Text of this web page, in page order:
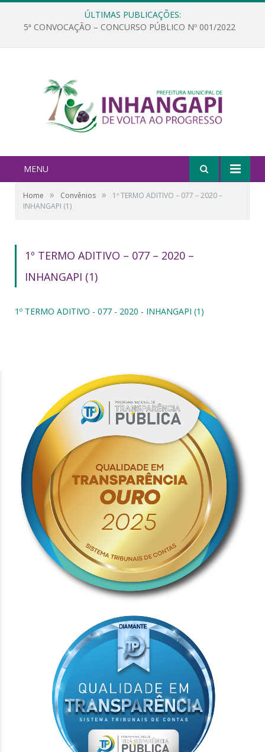
ÚLTIMAS PUBLICAÇÕES:
5ª CONVOCAÇÃO – CONCURSO PÚBLICO Nº 001/2022
MENU
Home » Convênios »
1º TERMO ADITIVO – 077 – 2020 –
INHANGAPI (1)
1º TERMO ADITIVO – 077 – 2020 –
INHANGAPI (1)
1º TERMO ADITIVO - 077 - 2020 - INHANGAPI (1)